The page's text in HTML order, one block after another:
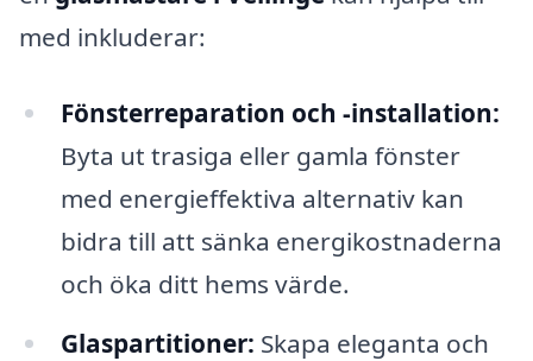
med inkluderar:
Fönsterreparation och -installation:
Byta ut trasiga eller gamla fönster
med energieffektiva alternativ kan
bidra till att sänka energikostnaderna
och öka ditt hems värde.
Glaspartitioner: Skapa eleganta och